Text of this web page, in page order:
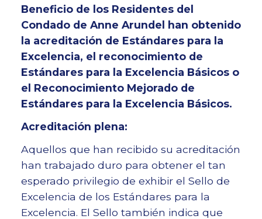
Beneficio de los Residentes del
Condado de Anne Arundel han obtenido
la acreditación de Estándares para la
Excelencia, el reconocimiento de
Estándares para la Excelencia Básicos o
el Reconocimiento Mejorado de
Estándares para la Excelencia Básicos.
Acreditación plena:
Aquellos que han recibido su acreditación
han trabajado duro para obtener el tan
esperado privilegio de exhibir el Sello de
Excelencia de los Estándares para la
Excelencia. El Sello también indica que